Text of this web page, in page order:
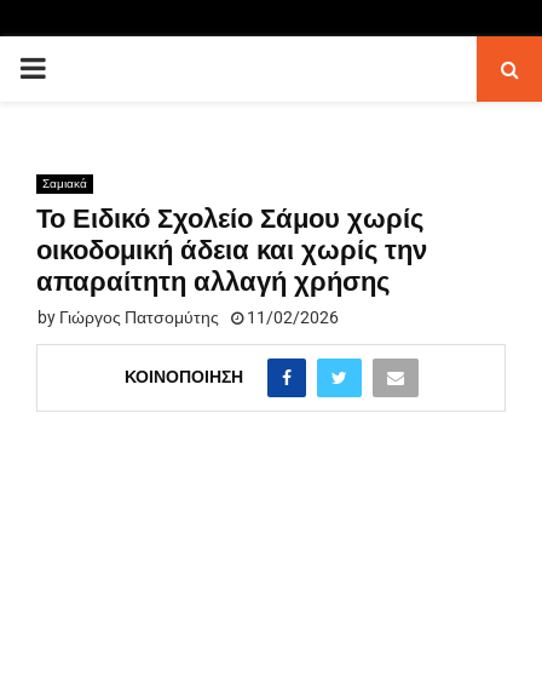
PRIMARY
Σαμιακά
Το Ειδικό Σχολείο Σάμου χωρίς
οικοδομική άδεια και χωρίς την
απαραίτητη αλλαγή χρήσης
by Γιώργος Πατσομύτης 11/02/2026
ΚΟΙΝΟΠΟΊΗΣΗ